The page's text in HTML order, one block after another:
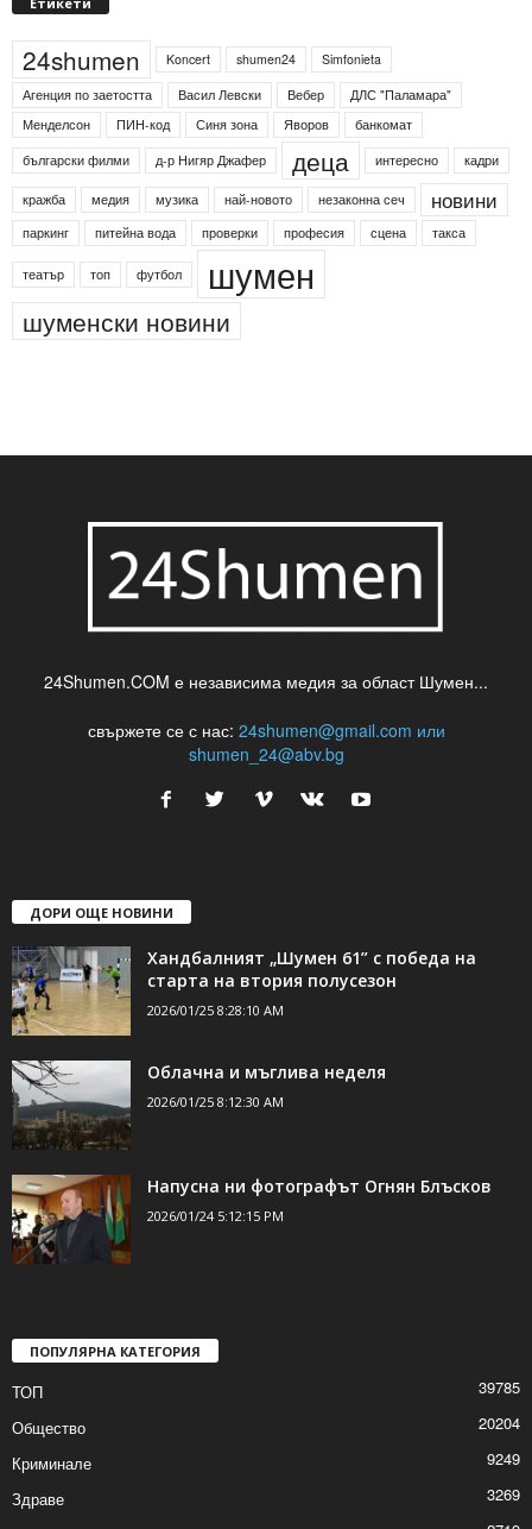
24shumen Koncert shumen24
Simfonieta
Агенция по заетостта
Васил Левски Вебер
ДЛС "Паламара"
Менделсон
ПИН-код Синя зона Яворов
банкомат
български филми
д-р Нигяр Джафер деца интересно кадри
кражба медия музика най-новото незаконна сеч новини
паркинг питейна вода проверки професия сцена такса
театър топ футбол шумен
шуменски новини
24Shumen.COM е независима медия за област Шумен...
свържете се с нас: 24shumen@gmail.com или
shumen_24@abv.bg
ДОРИ ОЩЕ НОВИНИ
Хандбалният „Шумен 61” с победа на
старта на втория полусезон
2026/01/25 8:28:10 AM
Облачна и мъглива неделя
2026/01/25 8:12:30 AM
Напусна ни фотографът Огнян Блъсков
2026/01/24 5:12:15 PM
ПОПУЛЯРНА КАТЕГОРИЯ
ТОП
39785
Общество
20204
Криминале
9249
Здраве
3269